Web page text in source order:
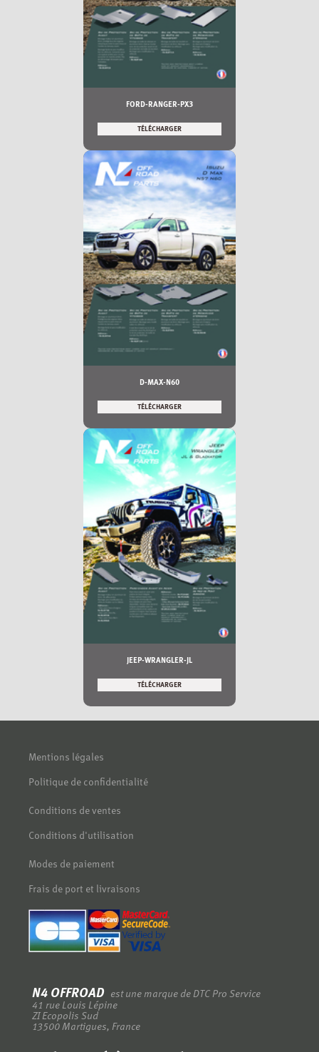
FORD-RANGER-PX3
TÉLÉCHARGER
D-MAX-N60
TÉLÉCHARGER
JEEP-WRANGLER-JL
TÉLÉCHARGER
Mentions légales
Politique de confidentialité
Conditions de ventes
Conditions d'utilisation
Modes de paiement
Frais de port et livraisons
N4 OFFROAD est une marque de DTC Pro Service
-
41 rue Louis Lépine
-
ZI Ecopolis Sud
-13500 Martigues, France